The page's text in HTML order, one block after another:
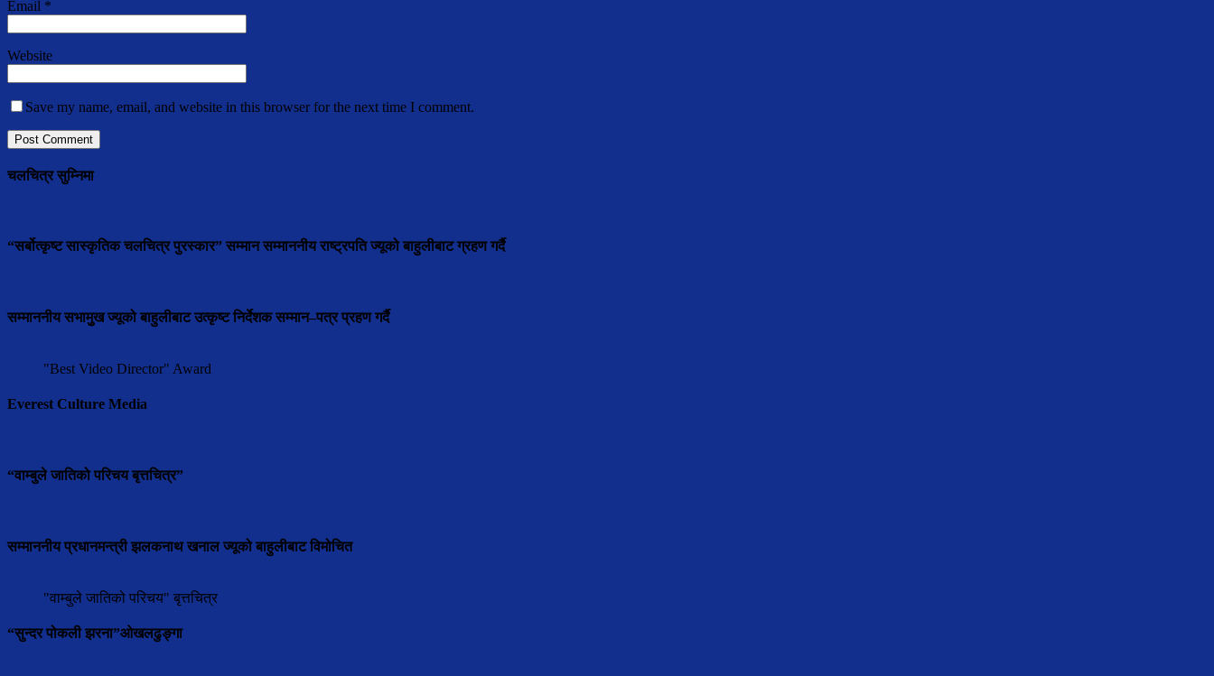
Email *
Website
Save my name, email, and website in this browser for the next time I comment.
चलचित्र सुम्निमा
“सर्बोत्कृष्ट सास्कृतिक चलचित्र पुरस्कार” सम्मान सम्माननीय राष्ट्रपति ज्यूको बाहुलीबाट ग्रहण गर्दै
सम्माननीय सभामुुख ज्यूको बाहुलीबाट उत्कृष्ट निर्देशक सम्मान–पत्र प्रहण गर्दै
"Best Video Director" Award
Everest Culture Media
“वाम्बुले जातिको परिचय बृत्तचित्र”
सम्माननीय प्रधानमन्त्री झलकनाथ खनाल ज्यूको बाहुलीबाट विमोचित
"वाम्बुले जातिको परिचय" बृत्तचित्र
“सुन्दर पोकली झरना”ओखलढुङ्गा